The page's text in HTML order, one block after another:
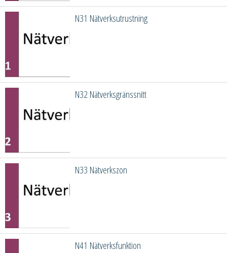
N31 Nätverksutrustning
N32 Nätverksgränssnitt
N33 Nätverkszon
N41 Nätverksfunktion